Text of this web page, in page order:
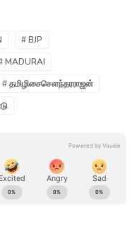
# BJP
MADURAI
# தமிழிசைசௌந்தரராஜன்